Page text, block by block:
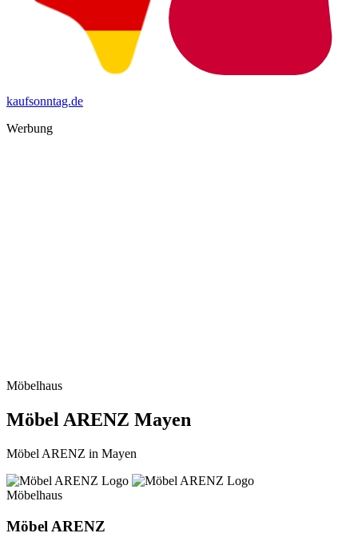
kaufsonntag.de
Werbung
Möbelhaus
Möbel ARENZ Mayen
Möbel ARENZ in Mayen
Möbelhaus
Möbel ARENZ